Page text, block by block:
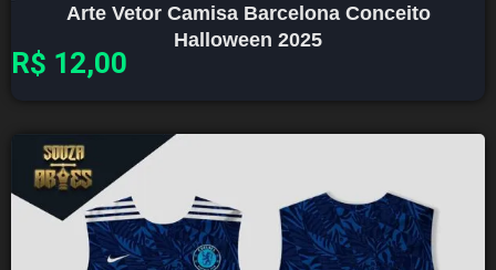
Arte Vetor Camisa Barcelona Conceito
Halloween 2025
R$ 12,00